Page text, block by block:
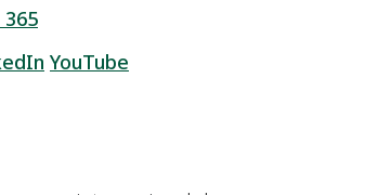
YouTube